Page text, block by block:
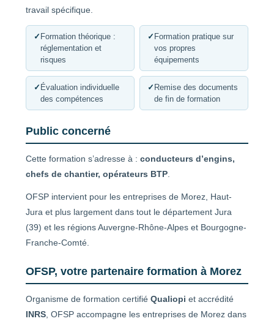
travail spécifique.
✓ Formation théorique :
réglementation et
risques
✓ Formation pratique sur
vos propres
équipements
✓ Évaluation individuelle
des compétences
✓ Remise des documents
de fin de formation
Public concerné
Cette formation s’adresse à : conducteurs d’engins,
chefs de chantier, opérateurs BTP
OFSP intervient pour les entreprises de Morez, Haut-
Jura et plus largement dans tout le département Jura
(39) et les régions Auvergne-Rhône-Alpes et Bourgogne-
Franche-Comté.
OFSP, votre partenaire formation à Morez
Organisme de formation certifié Qualiopi et accrédité
INRS , OFSP accompagne les entreprises de Morez dans